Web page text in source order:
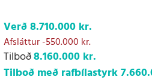
Verð8.710.000 kr.
Afsláttur-550.000 kr.
Tilboð8.160.000 kr.
Tilboð með rafbílastyrk